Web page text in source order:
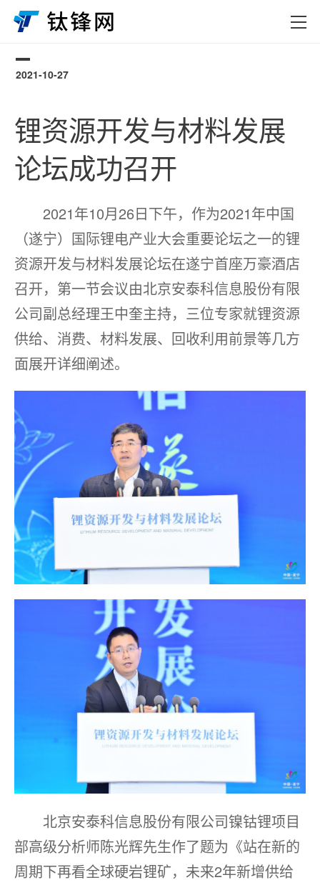
2021-10-27
锂资源开发与材料发展
论坛成功召开
2021年10月26日下午，作为2021年中国
（遂宁）国际锂电产业大会重要论坛之一的锂
资源开发与材料发展论坛在遂宁首座万豪酒店
召开，第一节会议由北京安泰科信息股份有限
公司副总经理王中奎主持，三位专家就锂资源
供给、消费、材料发展、回收利用前景等几方
面展开详细阐述。
北京安泰科信息股份有限公司镍钴锂项目
部高级分析师陈光辉先生作了题为《站在新的
周期下再看全球硬岩锂矿，未来2年新增供给